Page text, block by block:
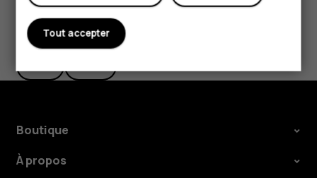
Avez-vous trouvé cela utile?
Boutique
À propos
Tout accepter